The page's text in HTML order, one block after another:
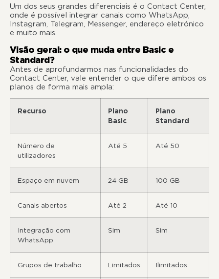
Um dos seus grandes diferenciais é o Contact Center,
onde é possível integrar canais como WhatsApp,
Instagram, Telegram, Messenger, endereço eletrónico
e muito mais.
Visão geral: o que muda entre Basic e
Standard?
Antes de aprofundarmos nas funcionalidades do
Contact Center, vale entender o que difere ambos os
planos de forma mais ampla:
Recurso
Plano
Basic
Plano
Standard
Número de
utilizadores
Até 5 Até 50
Espaço em nuvem 24 GB 100 GB
Canais abertos Até 2 Até 10
Integração com
WhatsApp
Sim Sim
Grupos de trabalho Limitados Ilimitados